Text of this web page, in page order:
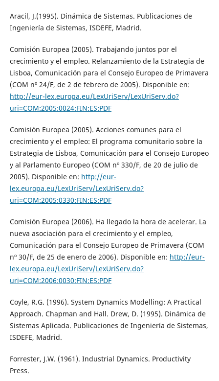
Aracil, J.(1995). Dinámica de Sistemas. Publicaciones de
Ingeniería de Sistemas, ISDEFE, Madrid.
Comisión Europea (2005). Trabajando juntos por el
crecimiento y el empleo. Relanzamiento de la Estrategia de
Lisboa, Comunicación para el Consejo Europeo de Primavera
(COM nº 24/F, de 2 de febrero de 2005). Disponible en:
http://eur-lex.europa.eu/LexUriServ/LexUriServ.do?
uri=COM:2005:0024:FIN:ES:PDF
Comisión Europea (2005). Acciones comunes para el
crecimiento y el empleo: El programa comunitario sobre la
Estrategia de Lisboa, Comunicación para el Consejo Europeo
y al Parlamento Europeo (COM nº 330/F, de 20 de julio de
2005). Disponible en: http://eur-
lex.europa.eu/LexUriServ/LexUriServ.do?
uri=COM:2005:0330:FIN:ES:PDF
Comisión Europea (2006). Ha llegado la hora de acelerar. La
nueva asociación para el crecimiento y el empleo,
Comunicación para el Consejo Europeo de Primavera (COM
nº 30/F, de 25 de enero de 2006). Disponible en: http://eur-
lex.europa.eu/LexUriServ/LexUriServ.do?
uri=COM:2006:0030:FIN:ES:PDF
Coyle, R.G. (1996). System Dynamics Modelling: A Practical
Approach. Chapman and Hall. Drew, D. (1995). Dinámica de
Sistemas Aplicada. Publicaciones de Ingeniería de Sistemas,
ISDEFE, Madrid.
Forrester, J.W. (1961). Industrial Dynamics. Productivity
Press.